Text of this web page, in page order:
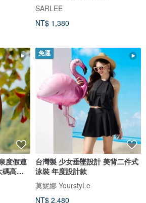
SARLEE
NT$ 1,380
度假連
碼高開
免運
台灣製 少女垂墜設計 美背二件式
泳裝 年度設計款
莫妮娜 YourstyLe
NT$ 2,480